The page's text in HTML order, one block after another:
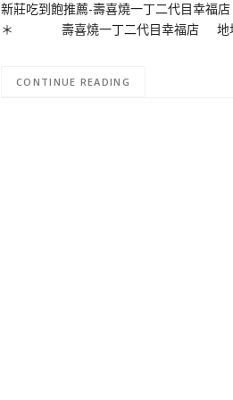
新莊吃到飽推薦-壽喜燒一丁二代目幸福
＊ 壽喜燒一丁二代目幸福店 地址：
CONTINUE READING